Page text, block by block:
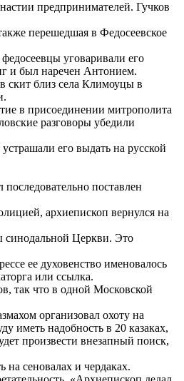
предпринимателей. Гучков
перешедшая в Федосеевское
уговаривали его
и был наречен Антонием.
скит близ села Климоуцы в
в присоединении митрополита
разговоры убедили
его выдать на русской
поставлен
архиепископ вернулся на
синодальной Церкви. Это
ее духовенство именовалось
или ссылка.
так что в одной Московской
организовал охоту на
иметь надобность в 20 казаках,
произвести внезапный поиск,
сеновалах и чердаках.